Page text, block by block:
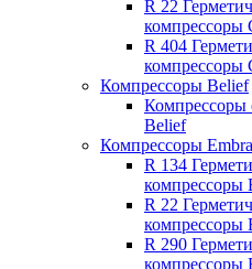
R 22
компрессоры
R 404
компрессоры
Компрессоры Belief
Компрессоры
Belief
Компрессоры
R 134
компрессоры
R 22
компрессоры
R 290
компрессоры